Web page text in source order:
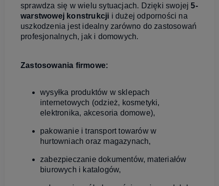
sprawdza się w wielu sytuacjach. Dzięki swojej5-
warstwowej konstrukcji i dużej odporności na
uszkodzenia jest idealny zarówno do zastosowań
profesjonalnych, jak i domowych.
Zastosowania firmowe:
wysyłka produktów w sklepach
internetowych (odzież, kosmetyki,
elektronika, akcesoria domowe),
pakowanie i transport towarów w
hurtowniach oraz magazynach,
zabezpieczanie dokumentów, materiałów
biurowych i katalogów,